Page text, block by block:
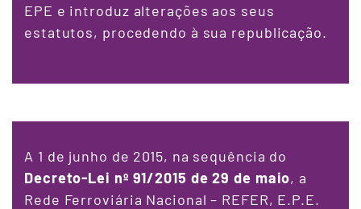
EPE e introduz alterações aos seus
estatutos, procedendo à sua republicação.
A 1 de junho de 2015, na sequência do
Decreto-Lei nº 91/2015 de 29 de maio, a
Rede Ferroviária Nacional – REFER, E.P.E.